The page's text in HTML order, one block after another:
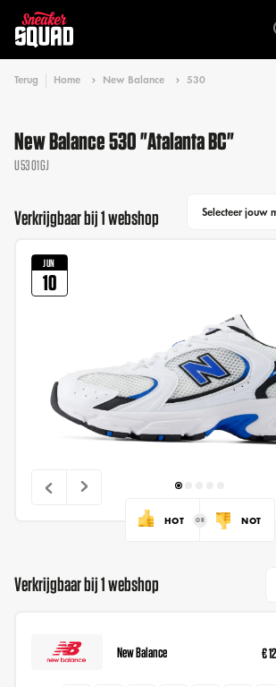
Terug Home New Balance 530
New Balance 530 "Atalanta BC"
U5301GJ
Verkrijgbaar bij 1 webshop Selecteer jouw
JUN
10
HOT NOT
Verkrijgbaar bij 1 webshop
New Balance €